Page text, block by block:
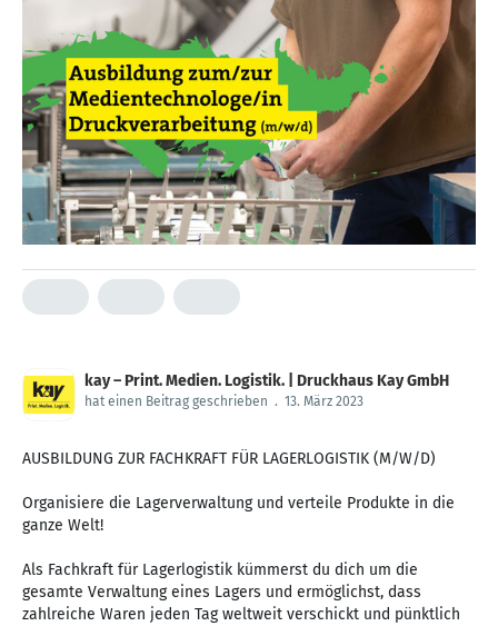
kay – Print. Medien. Logistik. | Druckhaus Kay GmbH
hat einen Beitrag geschrieben . 13. März 2023
AUSBILDUNG ZUR FACHKRAFT FÜR LAGERLOGISTIK (M/W/D)
Organisiere die Lagerverwaltung und verteile Produkte in die
ganze Welt!
Als Fachkraft für Lagerlogistik kümmerst du dich um die
gesamte Verwaltung eines Lagers und ermöglichst, dass
zahlreiche Waren jeden Tag weltweit verschickt und pünktlich